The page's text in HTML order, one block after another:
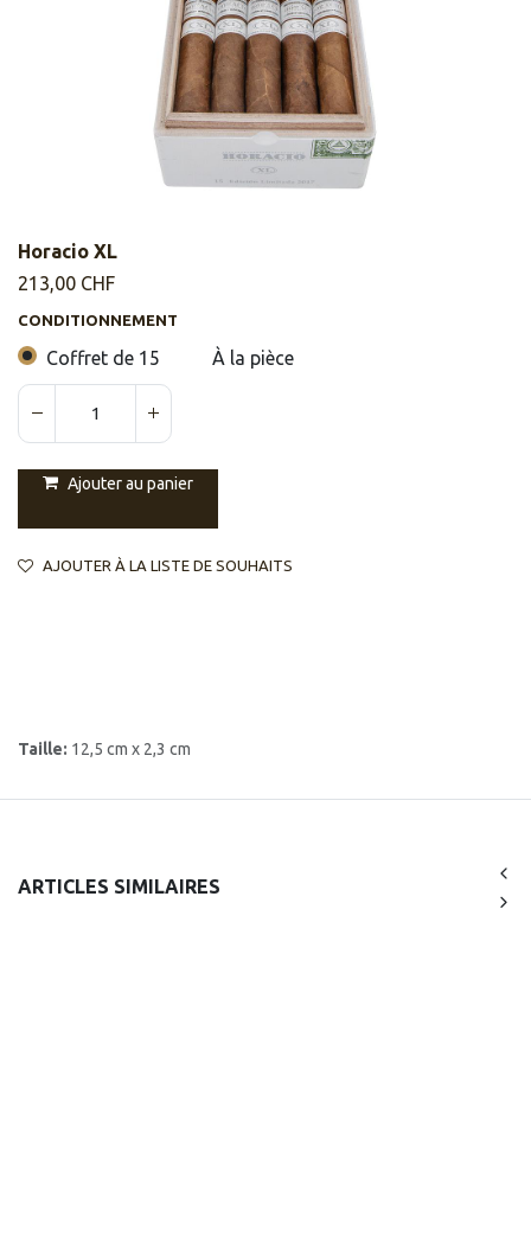
Horacio XL
213,00 CHF
CONDITIONNEMENT
Coffret de 15 À la pièce
Ajouter au panier
AJOUTER À LA LISTE DE SOUHAITS
Taille: 12,5 cm x 2,3 cm
ARTICLES SIMILAIRES